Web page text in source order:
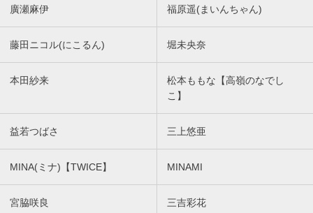
廣瀬麻伊 福原遥(まいんちゃん)
藤田ニコル(にこるん) 堀未央奈
本田紗来
松本ももな【高嶺のなでし
こ】
益若つばさ 三上悠亜
MINA(ミナ)【TWICE】 MINAMI
宮脇咲良 三吉彩花